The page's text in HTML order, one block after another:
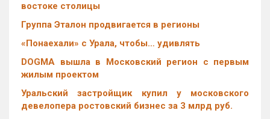
востоке столицы
Группа Эталон продвигается в регионы
«Понаехали» с Урала, чтобы… удивлять
DOGMA вышла в Московский регион с первым
жилым проектом
Уральский застройщик купил у московского
девелопера ростовский бизнес за 3 млрд руб.